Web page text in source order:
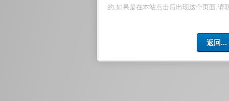
的,如果是在本站点击后出现这个页面,请
返回...